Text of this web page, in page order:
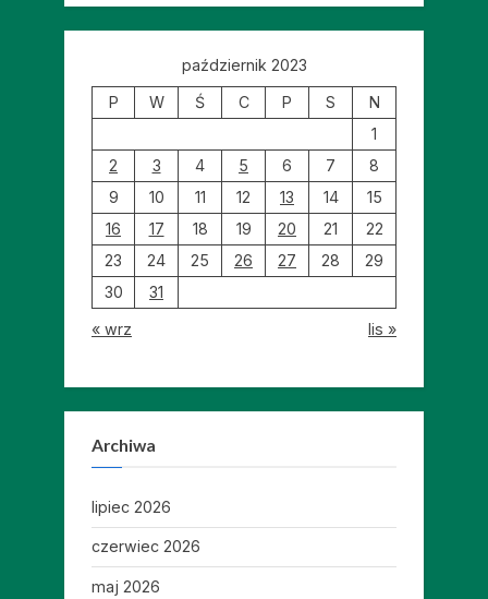
październik 2023
P W Ś C P S
N
1
2
3 4 5 6 7
8
9
10 11 12 13 14
15
16
17 18 19 20 21
22
23
24 25 26 27 28
29
30
31
« wrz lis »
Archiwa
lipiec 2026
czerwiec 2026
maj 2026